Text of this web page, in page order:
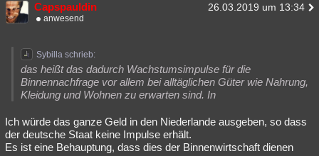
Capspauldin 26.03.2019 um 13:34
anwesend
Sybilla schrieb:
das heißt das dadurch Wachstumsimpulse für die
Binnennachfrage vor allem bei alltäglichen Güter wie Nahrung,
Kleidung und Wohnen zu erwarten sind. In
Ich würde das ganze Geld in den Niederlande ausgeben, so dass
der deutsche Staat keine Impulse erhält.
Es ist eine Behauptung, dass dies der Binnenwirtschaft dienen